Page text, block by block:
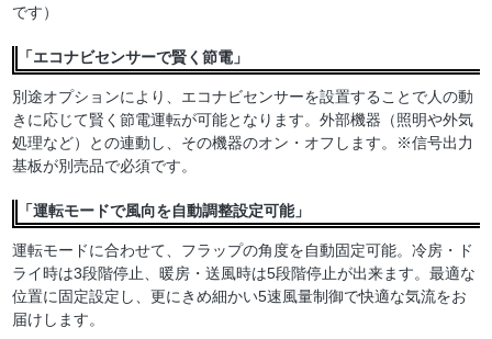
です）
「エコナビセンサーで賢く節電」
別途オプションにより、エコナビセンサーを設置することで人の動
きに応じて賢く節電運転が可能となります。外部機器（照明や外気
処理など）との連動し、その機器のオン・オフします。※信号出力
基板が別売品で必須です。
「運転モードで風向を自動調整設定可能」
運転モードに合わせて、フラップの角度を自動固定可能。冷房・ド
ライ時は3段階停止、暖房・送風時は5段階停止が出来ます。最適な
位置に固定設定し、更にきめ細かい5速風量制御で快適な気流をお
届けします。